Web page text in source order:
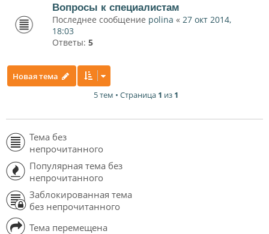
Вопросы к специалистам
Последнее сообщение polina « 27 окт 2014,
18:03
Ответы: 5
Новая тема
5 тем • Страница 1 из 1
Тема без
непрочитанного
Популярная тема без
непрочитанного
Заблокированная тема
без непрочитанного
Тема перемещена